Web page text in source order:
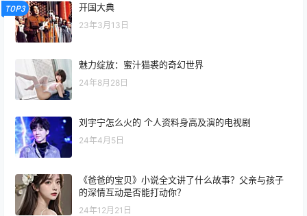
TOP3 开国大典
23年3月13日
魅力绽放：蜜汁猫裘的奇幻世界
24年8月28日
刘宇宁怎么火的 个人资料身高及演的电视剧
24年4月5日
《爸爸的宝贝》小说全文讲了什么故事？父亲与孩子
的深情互动是否能打动你？
24年12月21日